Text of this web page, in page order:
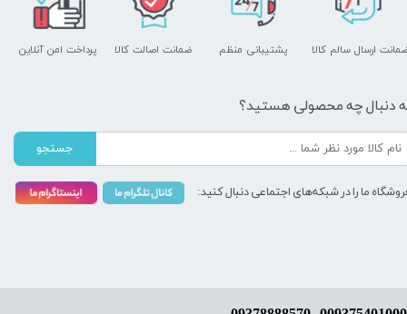
پشتیبانی منظم پرداخت امن آنلاین ارسال سالم کالا ضمانت اصالت کالا
دنبال چه محصولی هستید؟
جستجو
ما را در شبکه‌های اجتماعی دنبال کنید: